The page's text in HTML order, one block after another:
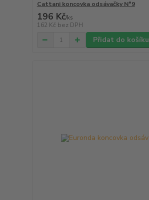
Cattani koncovka odsávačky N°9
196 Kč/ks
162 Kč bez DPH
Přidat do košíku